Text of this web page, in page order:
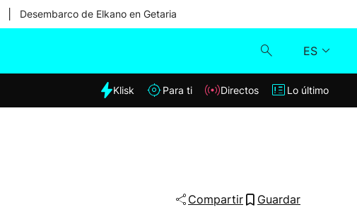
Desembarco de Elkano en Getaria
ES
Klisk
Klisk Para ti Directos Lo último
Compartir Guardar